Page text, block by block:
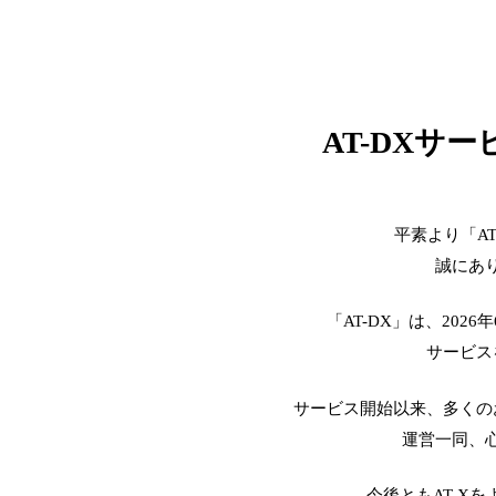
AT-DXサー
平素より「
誠にあ
「AT-DX」は、2026
サービ
サービス開始以来、多く
運営一同、